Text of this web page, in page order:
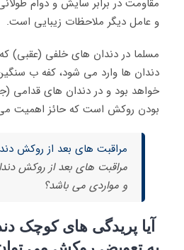
مقاومت در برابر سایش و دوام
و عامل دیگر ملاحظات زیبایی است.
مسلما در دندان های خلفی (عقبی)
دندان ها وارد می شود، کفه ب
خواهد بود و در دندان های قدامی
بودن روکش است که حائز اهمیت
مراقبت های بعد از روکش
مراقبت های بعد از روکش
و مواردی می باشد؟
آیا پریدگی های کوچک